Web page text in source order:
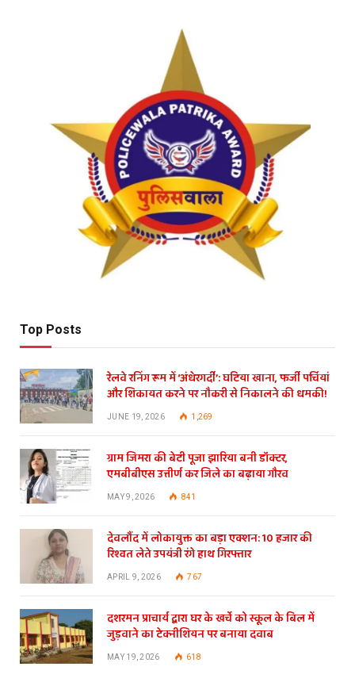
Top Posts
रेलवे रनिंग रूम में ‘अंधेरगर्दी’: घटिया खाना, फर्जी पर्चियां
और शिकायत करने पर नौकरी से निकालने की धमकी!
JUNE 19, 2026 1,269
ग्राम जिमरा की बेटी पूजा झारिया बनी डॉक्टर,
एमबीबीएस उत्तीर्ण कर जिले का बढ़ाया गौरव
MAY 9, 2026 841
देवलौंद में लोकायुक्त का बड़ा एक्शन: 10 हजार की
रिश्वत लेते उपयंत्री रंगे हाथ गिरफ्तार
APRIL 9, 2026 767
दशरमन प्राचार्य द्वारा घर के खर्चे को स्कूल के बिल में
जुड़वाने का टेक्नीशियन पर बनाया दवाब
MAY 19, 2026 618